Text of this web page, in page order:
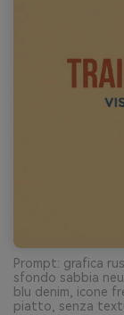
Prompt: grafica
sfondo sabbia
blu denim, icone
piatto, senza